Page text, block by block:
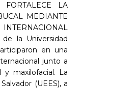
FORTALECE LA
MEDIANTE
INTERNACIONAL
la Universidad
en una
junto a
y maxilofacial. La
(UEES), a